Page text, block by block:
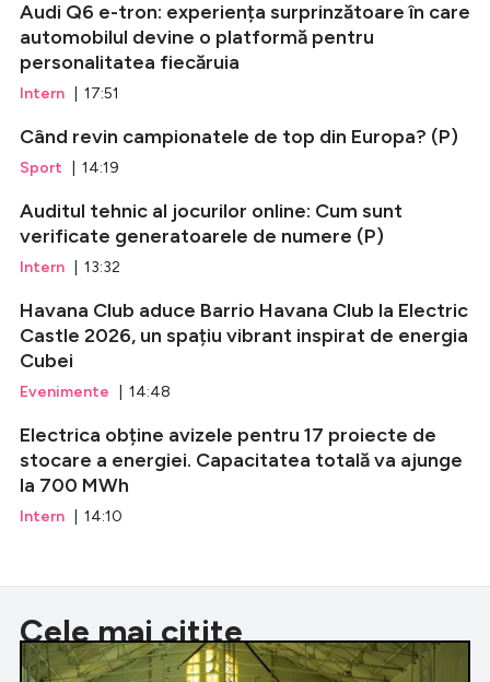
Audi Q6 e-tron: experiența surprinzătoare în care
automobilul devine o platformă pentru
personalitatea fiecăruia
Intern | 17:51
Când revin campionatele de top din Europa? (P)
Sport | 14:19
Auditul tehnic al jocurilor online: Cum sunt
verificate generatoarele de numere (P)
Intern | 13:32
Havana Club aduce Barrio Havana Club la Electric
Castle 2026, un spațiu vibrant inspirat de energia
Cubei
Evenimente | 14:48
Electrica obține avizele pentru 17 proiecte de
stocare a energiei. Capacitatea totală va ajunge
la 700 MWh
Intern | 14:10
Cele mai citite